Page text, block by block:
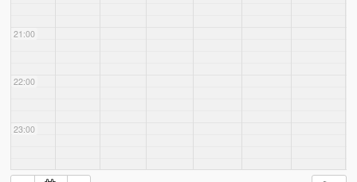
21:00
22:00
23:00